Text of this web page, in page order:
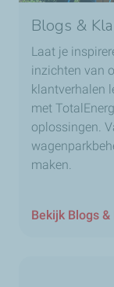
Blogs &
Laat je
inzichten van
klantverhalen
met
oplossingen.
maken.
Bekijk Blogs